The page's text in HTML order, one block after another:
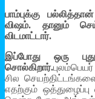
பாம்புக்கு
விஷம். தானும்
விடமாட்டார்.
இப்போது ஒரு
சொல்கிறார்.
சில
எதற்கும்